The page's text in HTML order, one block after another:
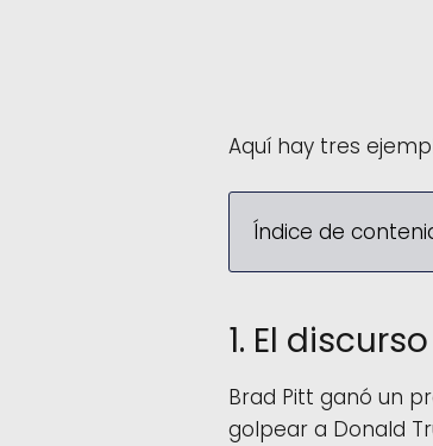
Aquí hay tres
Índice de
1. El
Brad Pitt ganó un
golpear a Donald